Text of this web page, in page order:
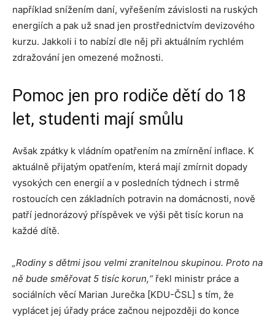
například snížením daní, vyřešením závislosti na ruských
energiích a pak už snad jen prostřednictvím devizového
kurzu. Jakkoli i to nabízí dle něj při aktuálním rychlém
zdražování jen omezené možnosti.
Pomoc jen pro rodiče dětí do 18
let, studenti mají smůlu
Avšak zpátky k vládním opatřením na zmírnění inflace. K
aktuálně přijatým opatřením, která mají zmírnit dopady
vysokých cen energií a v posledních týdnech i strmě
rostoucích cen základních potravin na domácnosti, nově
patří jednorázový příspěvek ve výši pět tisíc korun na
každé dítě.
„Rodiny s dětmi jsou velmi zranitelnou skupinou. Proto na
ně bude směřovat 5 tisíc korun,“řekl ministr práce a
sociálních věcí Marian Jurečka [KDU-ČSL] s tím, že
vyplácet jej úřady práce začnou nejpozději do konce